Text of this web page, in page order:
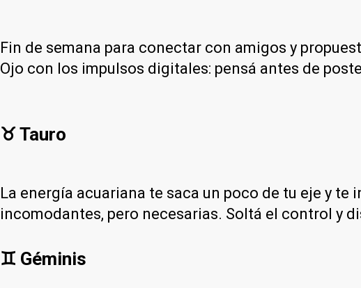
Fin de semana para conectar con amigos y
Ojo con los impulsos digitales: pensá antes de
♉ Tauro
La energía acuariana te saca un poco de tu eje y
incomodantes, pero necesarias. Soltá el control y
♊ Géminis